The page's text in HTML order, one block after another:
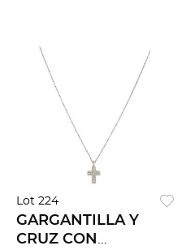
Lot 224
GARGANTILLA Y
CRUZ CON